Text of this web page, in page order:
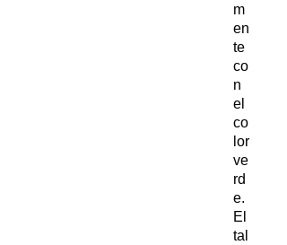
m
en
te
co
n
el
co
lor
ve
rd
e.
El
tal